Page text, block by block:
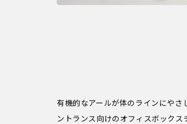
有機的なアールが体のラインにやさ
ントランス向けのオフィスボック